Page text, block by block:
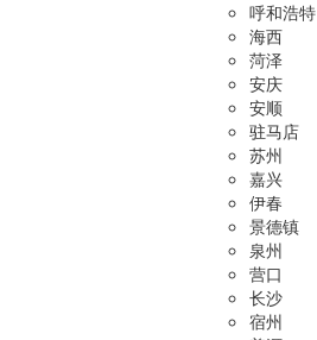
呼和浩特
海西
菏泽
安庆
安顺
驻马店
苏州
嘉兴
伊春
景德镇
泉州
营口
长沙
宿州